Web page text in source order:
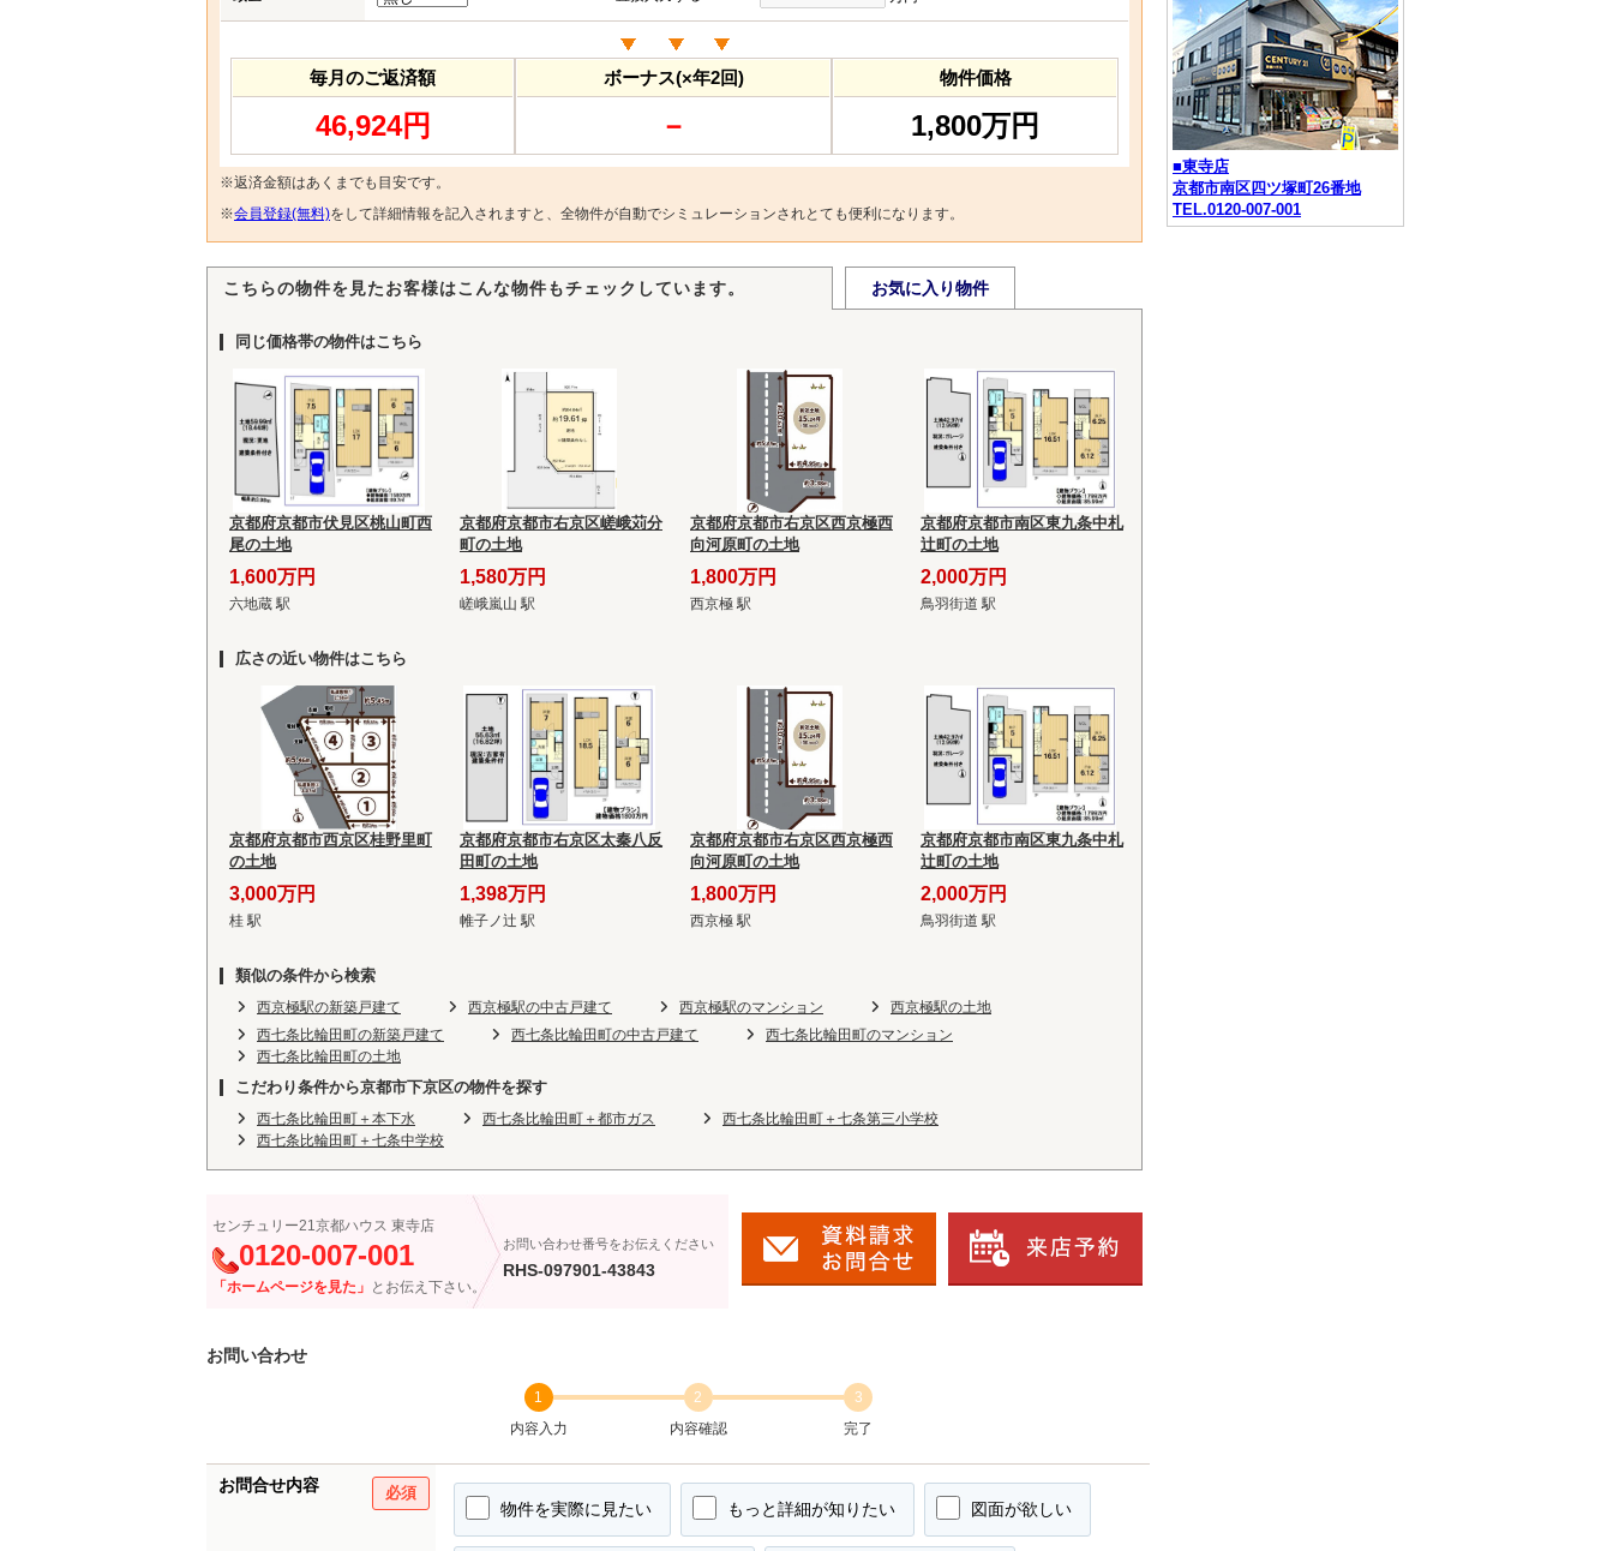
毎月のご返済額
46,924円
ボーナス(×年2回)
－
物件価格
1,800万円
※返済金額はあくまでも目安です。
※会員登録(無料)をして詳細情報を記入されますと、全物件が自動でシミュレーションされとても便利になります。
こちらの物件を見たお客様はこんな物件もチェックしています。 お気に入り物件
同じ価格帯の物件はこちら
京都府京都市伏見区桃山町西
尾の土地
1,600万円
六地蔵 駅
京都府京都市右京区嵯峨苅分
町の土地
1,580万円
嵯峨嵐山 駅
京都府京都市右京区西京極西
向河原町の土地
1,800万円
西京極 駅
京都府京都市南区東九条中札
辻町の土地
2,000万円
鳥羽街道 駅
広さの近い物件はこちら
京都府京都市西京区桂野里町
の土地
3,000万円
桂 駅
京都府京都市右京区太秦八反
田町の土地
1,398万円
帷子ノ辻 駅
京都府京都市右京区西京極西
向河原町の土地
1,800万円
西京極 駅
京都府京都市南区東九条中札
辻町の土地
2,000万円
鳥羽街道 駅
類似の条件から検索
西京極駅の新築戸建て 西京極駅の中古戸建て 西京極駅のマンション
西京極駅の土地
西七条比輪田町の新築戸建て
西七条比輪田町の中古戸建て
西七条比輪田町のマンション
西七条比輪田町の土地
こだわり条件から京都市下京区の物件を探す
西七条比輪田町＋本下水 西七条比輪田町＋都市ガス
西七条比輪田町＋七条第三小学校
西七条比輪田町＋七条中学校
センチュリー21京都ハウス 東寺店
0120-007-001
「ホームページを見た」 とお伝え下さい。
お問い合わせ番号をお伝えください
RHS-097901-43843
お問い合わせ
1
内容入力
2
内容確認
3
完了
お問合せ内容 必須
物件を実際に見たい もっと詳細が知りたい 図面が欲しい
■東寺店
京都市南区四ツ塚町26番地
TEL.0120-007-001